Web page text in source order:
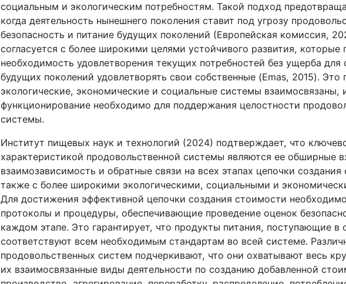
социальным и экологическим потребностям. Такой подход
когда деятельность нынешнего поколения ставит под угрозу
безопасность и питание будущих поколений (Европейская комиссия,
согласуется с более широкими целями устойчивого развития, которые
необходимость удовлетворения текущих потребностей без ущерба для
будущих поколений удовлетворять свои собственные (Emas, 2015). Это
экологические, экономические и социальные системы взаимосвязаны,
функционирование необходимо для поддержания целостности
системы.
Институт пищевых наук и технологий (2024) подтверждает, что
характеристикой продовольственной системы являются ее обширные
взаимозависимость и обратные связи на всех этапах цепочки
также с более широкими экологическими, социальными и
Для достижения эффективной цепочки создания стоимости
протоколы и процедуры, обеспечивающие проведение оценок
каждом этапе. Это гарантирует, что продукты питания, поступающие в
соответствуют всем необходимым стандартам во всей системе.
продовольственных систем подчеркивают, что они охватывают весь
их взаимосвязанные виды деятельности по созданию добавленной